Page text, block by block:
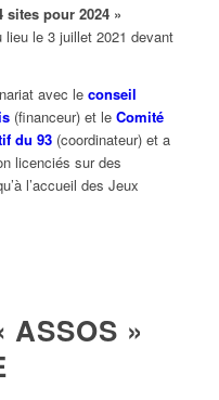
sites pour 2024 »
le 3 juillet 2021 devant
avec le conseil
(financeur) et le Comité
du 93(coordinateur) et a
licenciés sur des
l’accueil des Jeux
ASSOS »